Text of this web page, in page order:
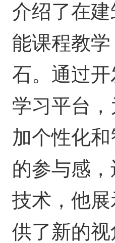
介绍了在
能课程教
石。通过
学习平台
加个性化
的参与感
技术，他展
供了新的